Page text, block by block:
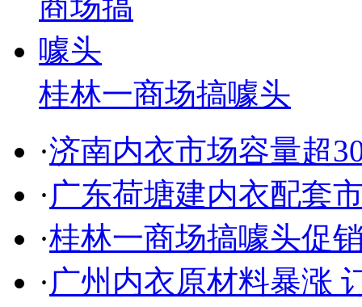
桂林一商场搞噱头
·济南内衣市场容量超
·广东荷塘建内衣配套
·桂林一商场搞噱头促
·广州内衣原材料暴涨